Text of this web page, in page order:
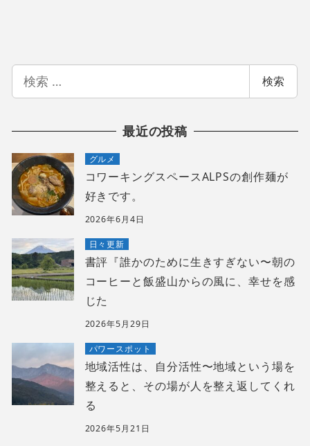
索
検索
最近の投稿
グルメ
コワーキングスペースALPSの創作麺が
好きです。
2026年6月4日
日々更新
書評『誰かのために生きすぎない〜朝の
コーヒーと飯盛山からの風に、幸せを感
じた
2026年5月29日
パワースポット
地域活性は、自分活性〜地域という場を
整えると、その場が人を整え返してくれ
る
2026年5月21日